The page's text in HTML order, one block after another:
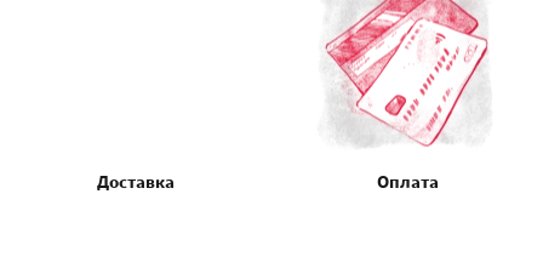
Доставка Оплата